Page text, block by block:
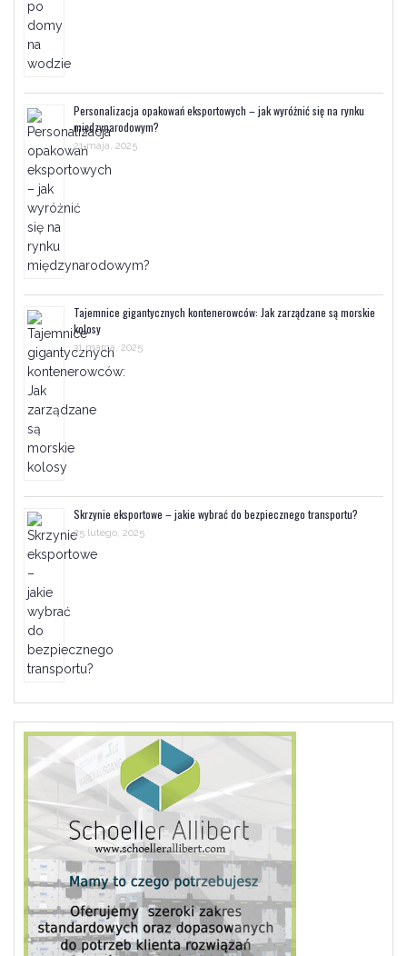
Personalizacja opakowań eksportowych – jak wyróżnić się na rynku
międzynarodowym?
21 maja, 2025
Tajemnice gigantycznych kontenerowców: Jak zarządzane są morskie
kolosy
31 marca, 2025
Skrzynie eksportowe – jakie wybrać do bezpiecznego transportu?
25 lutego, 2025